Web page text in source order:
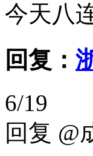
今天八
回复：
6/19
回复 @